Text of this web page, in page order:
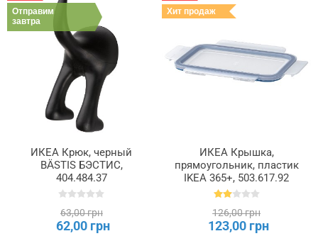
Отправим
завтра
ИКЕА Крюк, черный
BÄSTIS БЭСТИС,
404.484.37
63,00 грн
62,00 грн
Хит продаж
ИКЕА Крышка,
прямоугольник, пластик
IKEA 365+, 503.617.92
126,00 грн
123,00 грн